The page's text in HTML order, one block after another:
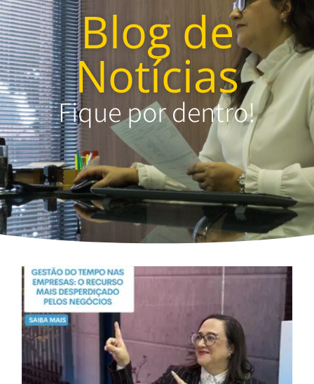
Blog de
Notícias
Fique por dentro!